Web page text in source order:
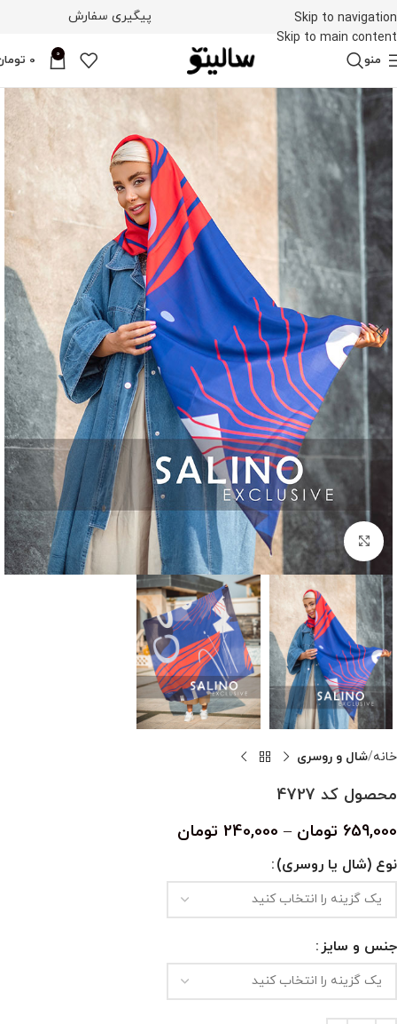
Skip to navigation
Skip to main content
پیگیری سفارش
منو 0
0
بزرگنمایی تصویر
خانه شال و روسری
محصول کد 4727
659,000 تومان –
240,000 تومان
نوع (شال یا روسری)
جنس و سایز